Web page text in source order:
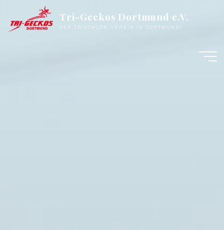
springen
Tri-Geckos Dortmund e.V.
DER TRIATHLON-VEREIN IN DORTMUND!